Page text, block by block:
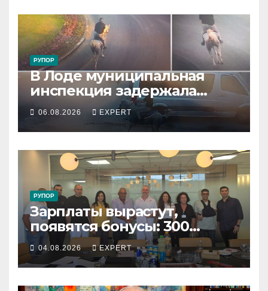
РУПОР
В Лоде муниципальная
инспекция задержала
подростка, устроившего
опасную скачку на лошади
по улицам города
06.08.2026 EXPERT
РУПОР
Зарплаты вырастут,
появятся бонусы: 300
сотрудников «Штраус»
получили новый
коллективный договор
04.08.2026 EXPERT